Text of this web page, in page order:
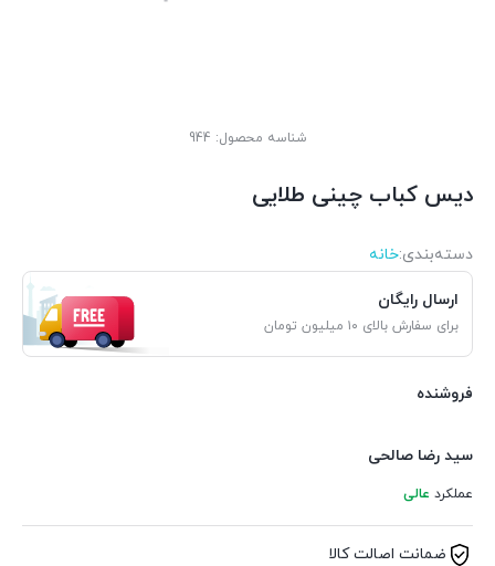
شناسه محصول: 944
دیس کباب چینی طلایی
دسته‌بندی‌:خانه
ارسال رایگان
برای سفارش بالای ۱۰ میلیون تومان
فروشنده
سید رضا صالحی
عملکرد عالی
ضمانت اصالت کالا